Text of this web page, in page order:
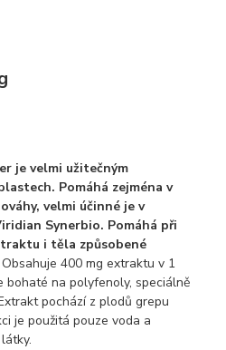
je velmi užitečným
Pomáhá zejména v
velmi účinné je v
Synerbio. Pomáhá při
i těla způsobené
Obsahuje 400 mg extraktu v 1
bohaté na polyfenoly, speciálně
pochází z plodů grepu
je použitá pouze voda a